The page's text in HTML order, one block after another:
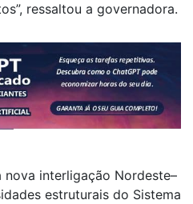
ressaltou a governadora.
interligação Nordeste–
estruturais do Sistema